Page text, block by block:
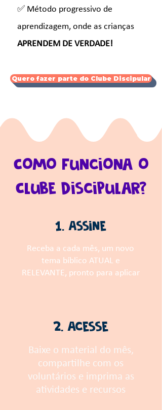
✅ Método progressivo de
aprendizagem, onde as crianças
APRENDEM DE VERDADE!
Quero fazer parte do Clube Discipular
Como funciona o
Clube Discipular?
1. Assine
Receba a cada mês, um novo
tema bíblico ATUAL e
RELEVANTE, pronto para aplicar
2. Acesse
Baixe o material do mês,
compartilhe com os
voluntários e imprima as
atividades e recursos